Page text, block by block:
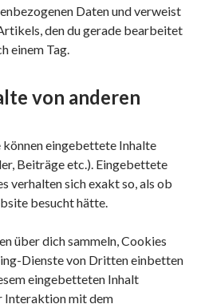
Daten und verweist
den du gerade bearbeitet
einem Tag.
von anderen
eingebettete Inhalte
Beiträge etc.). Eingebettete
verhalten sich exakt so, als ob
besucht hätte.
über dich sammeln, Cookies
Dienste von Dritten einbetten
eingebetteten Inhalt
Interaktion mit dem